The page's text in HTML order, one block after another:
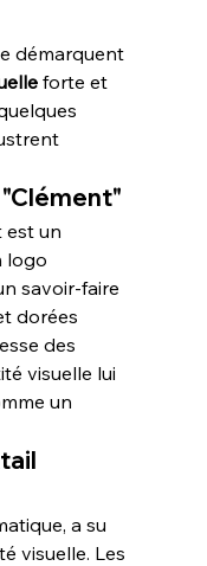
démarquent
forte et
"Clément"
est un
logo
savoir-faire
dorées
des
visuelle lui
un
a su
visuelle. Les